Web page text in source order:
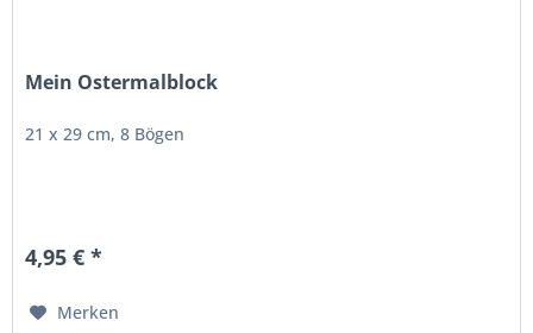
Mein Ostermalblock
21 x 29 cm, 8 Bögen
4,95 € *
Merken